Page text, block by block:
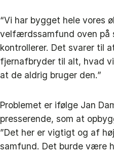
“Vi har bygget hele vores
velfærdssamfund oven på
kontrollerer. Det svarer til
fjernafbryder til alt, hvad
at de aldrig bruger den.”
Problemet er ifølge Jan
presserende, som at
”Det her er vigtigt og af
samfund. Det burde være